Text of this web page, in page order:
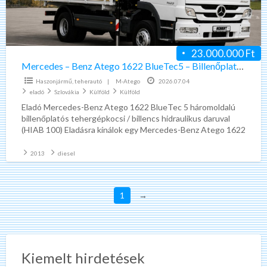
–
Billenőplatós
–
Darugémes
teherautó
23.000.000 Ft
Mercedes – Benz Atego 1622 BlueTec5 – Billenőplatós – Darugémes teherautó
Haszonjármű, teherautó | M-Atego
2026.07.04
eladó
Szlovákia Külföld Külföld
Eladó Mercedes-Benz Atego 1622 BlueTec 5 háromoldalú
billenőplatós tehergépkocsi / billencs hidraulikus daruval
(HIAB 100) Eladásra kínálok egy Mercedes-Benz Atego 1622
2013 diesel
1 →
Kiemelt hirdetések